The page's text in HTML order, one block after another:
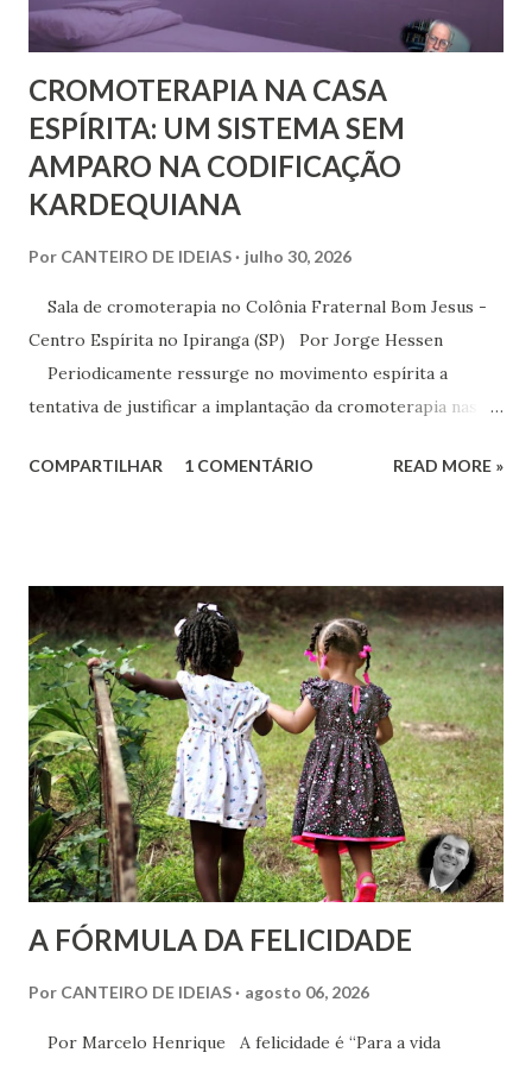
e amoroso, não era de ...
CROMOTERAPIA NA CASA
ESPÍRITA: UM SISTEMA SEM
AMPARO NA CODIFICAÇÃO
KARDEQUIANA
Por CANTEIRO DE IDEIAS julho 30, 2026
Sala de cromoterapia no Colônia Fraternal Bom Jesus -
Centro Espírita no Ipiranga (SP) Por Jorge Hessen
Periodicamente ressurge no movimento espírita a
tentativa de justificar a implantação da cromoterapia nas
Joanna de Ângelis, especialmente na obra Plenitude .
Joanna de Ângelis menciona a helioterapia e faz alusões à
cromoterapia no contexto da preservação da saúde física e
psíquica. Em nenhum momento, porém, recomenda sua
adoção como prática institucional do Espiritismo. Há
profunda diferença entre reconhecer a existência de um
recurso terapêutico e convertê-lo em atividade da Casa
Espírita.
COMPARTILHAR 1 COMENTÁRIO READ MORE »
A FÓRMULA DA FELICIDADE
Por CANTEIRO DE IDEIAS agosto 06, 2026
Por Marcelo Henrique A felicidade é “Para a vida